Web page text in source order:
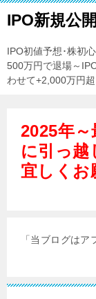
IPO新規公
IPO初値予想･株初
500万円で退場～
わせて+2,000万円
2025年
に引っ越
宜しくお
「当ブログはア